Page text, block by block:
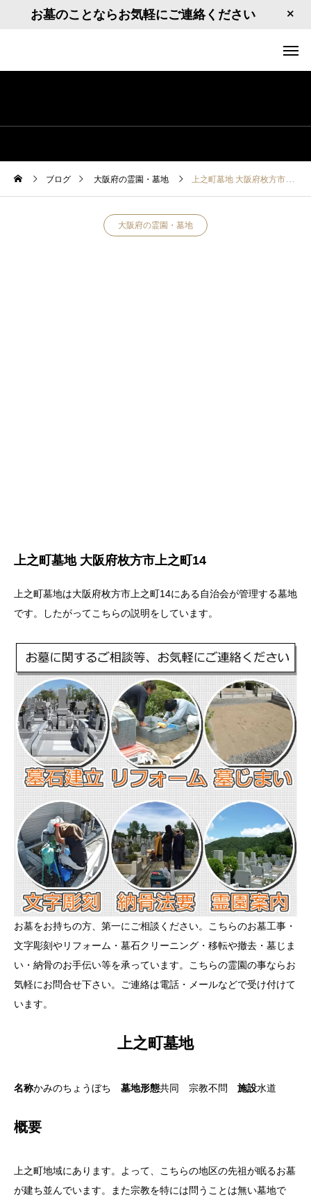
お墓のことならお気軽にご連絡ください
ブログ 大阪府の霊園・墓地 上之町墓地 大阪府枚方市上之町14
大阪府の霊園・墓地
上之町墓地 大阪府枚方市上之町14
上之町墓地は大阪府枚方市上之町14にある自治会が管理する墓地
です。したがってこちらの説明をしています。
お墓をお持ちの方、第一にご相談ください。こちらのお墓工事・
文字彫刻やリフォーム・墓石クリーニング・移転や撤去・墓じま
い・納骨のお手伝い等を承っています。こちらの霊園の事ならお
気軽にお問合せ下さい。ご連絡は電話・メールなどで受け付けて
います。
上之町墓地
名称かみのちょうぼち 墓地形態共同 宗教不問 施設水道
概要
上之町地域にあります。よって、こちらの地区の先祖が眠るお墓
が建ち並んでいます。また宗教を特には問うことは無い墓地で